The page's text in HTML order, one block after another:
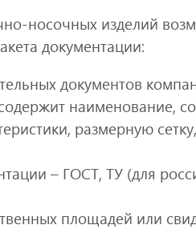
носочных изделий
документации:
документов
наименование,
размерную
– ГОСТ, ТУ (для
площадей или